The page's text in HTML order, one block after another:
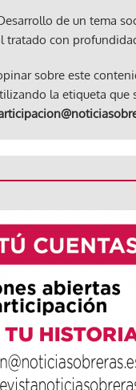
de un tema
tratado con
sobre este
la etiqueta que